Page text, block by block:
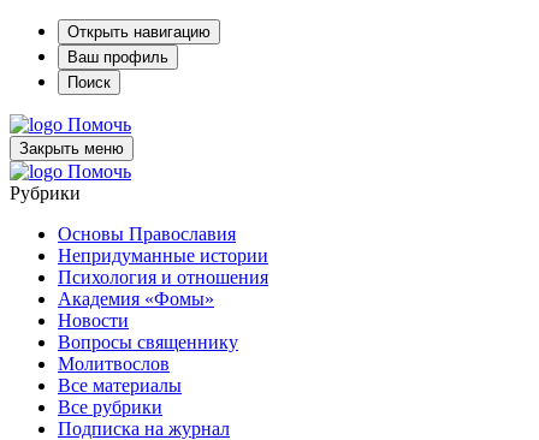
Открыть навигацию
Ваш профиль
Поиск
Помочь
Закрыть меню
Помочь
Рубрики
Основы Православия
Непридуманные истории
Психология и отношения
Академия «Фомы»
Новости
Вопросы священнику
Молитвослов
Все материалы
Все рубрики
Подписка на журнал